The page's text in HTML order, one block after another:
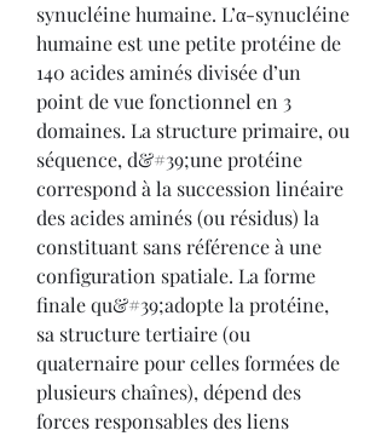
synucléine humaine. L’α-synucléine
humaine est une petite protéine de
140 acides aminés divisée d’un
point de vue fonctionnel en 3
domaines. La structure primaire, ou
séquence, d&#39;une protéine
correspond à la succession linéaire
des acides aminés (ou résidus) la
constituant sans référence à une
configuration spatiale. La forme
finale qu&#39;adopte la protéine,
sa structure tertiaire (ou
quaternaire pour celles formées de
plusieurs chaînes), dépend des
forces responsables des liens